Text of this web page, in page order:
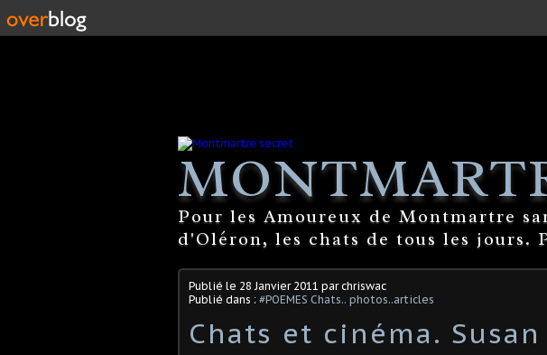
Pour les Amoureux de Montmartre
d'Oléron, les chats de tous les jours.
Publié le 28 Janvier 2011 par chriswac
Publié dans : #POEMES Chats.. photos..articles
Chats et cinéma.